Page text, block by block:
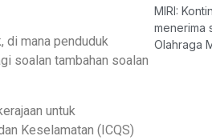
di mana penduduk
soalan tambahan soalan
untuk
Keselamatan (ICQS)
MIRI:
menerima
Olahraga